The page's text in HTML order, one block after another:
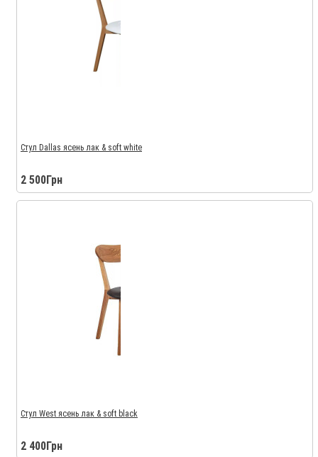
Стул Dallas ясень лак & soft white
2 500Грн
Стул West ясень лак & soft black
2 400Грн